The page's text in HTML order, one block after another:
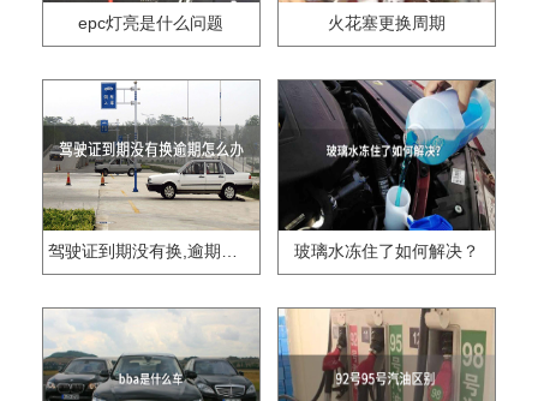
epc灯亮是什么问题 火花塞更换周期
驾驶证到期没有换,逾期怎么办?? 玻璃水冻住了如何解决？